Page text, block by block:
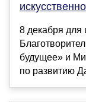
8 декабря для
будущее» и
по развитию